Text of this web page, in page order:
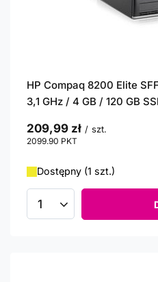
HP Compaq 8200 Elite
3,1 GHz / 4 GB / 120 GB
209,99 zł / szt.
2099.90 PKT
Dostępny (1 szt.)
Ilość produktów